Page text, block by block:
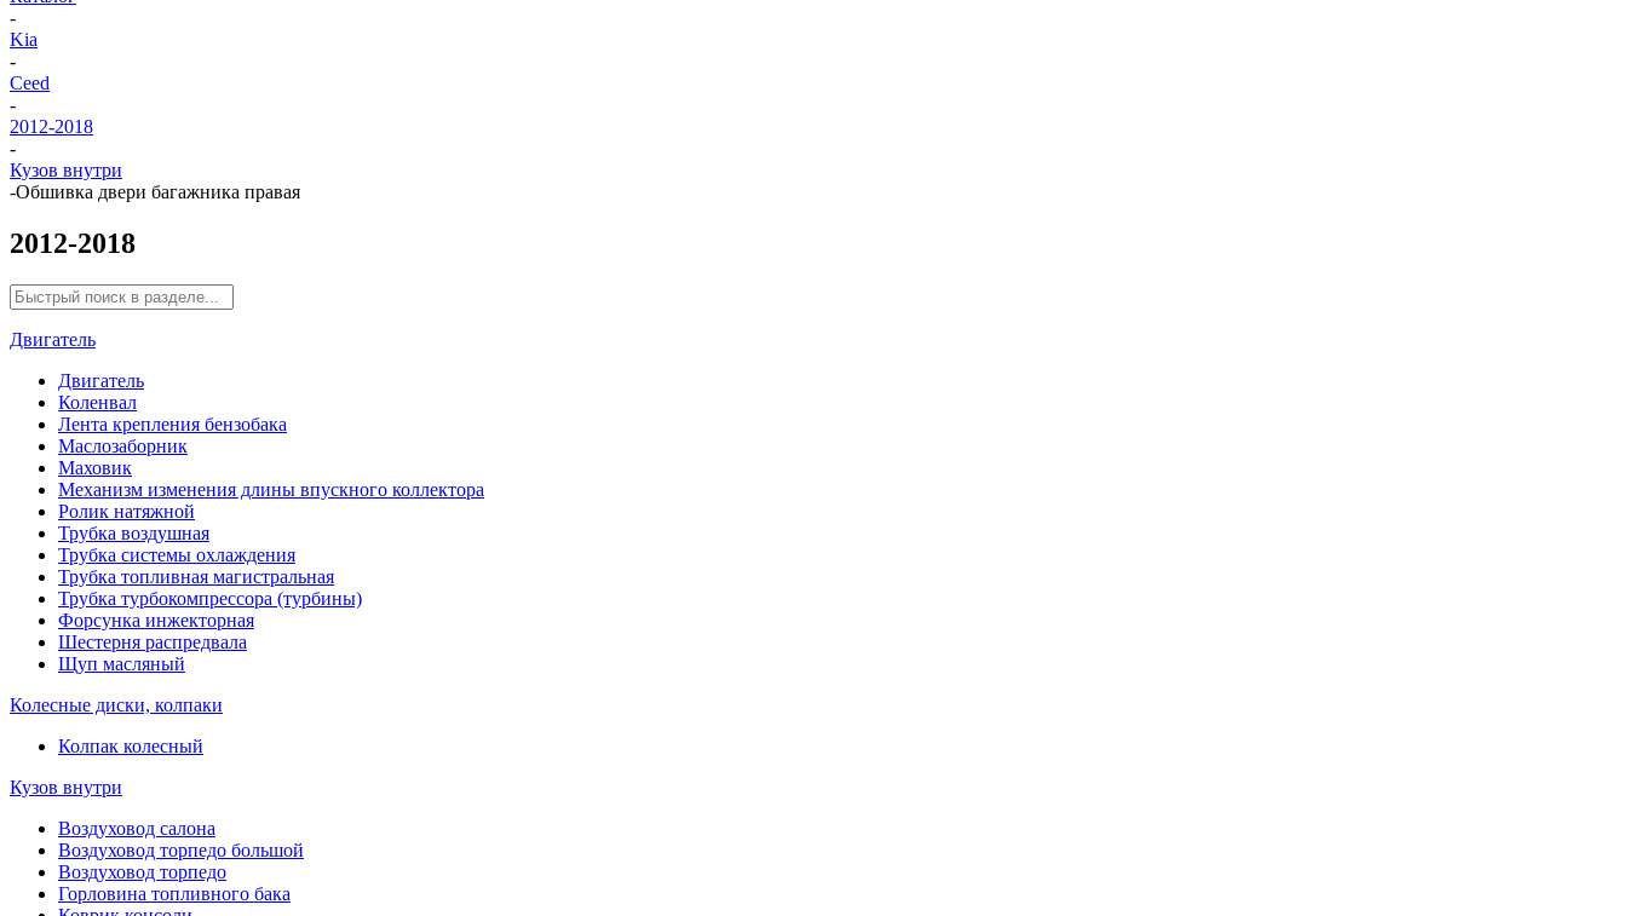
-
Kia
-
Ceed
-
2012-2018
-
Кузов внутри
-Обшивка двери багажника правая
2012-2018
Двигатель
Двигатель
Коленвал
Лента крепления бензобака
Маслозаборник
Маховик
Механизм изменения длины впускного коллектора
Ролик натяжной
Трубка воздушная
Трубка системы охлаждения
Трубка топливная магистральная
Трубка турбокомпрессора (турбины)
Форсунка инжекторная
Шестерня распредвала
Щуп масляный
Колесные диски, колпаки
Колпак колесный
Кузов внутри
Воздуховод салона
Воздуховод торпедо большой
Воздуховод торпедо
Горловина топливного бака